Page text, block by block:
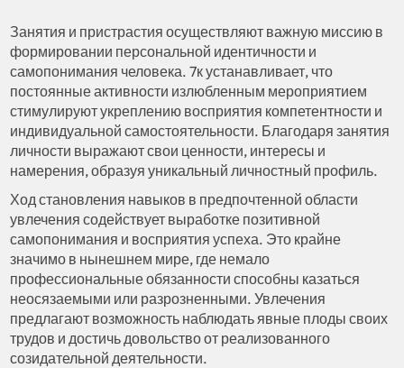
Занятия и пристрастия осуществляют важную миссию в
формировании персональной идентичности и
самопонимания человека. 7к устанавливает, что
постоянные активности излюбленным мероприятием
стимулируют укреплению восприятия компетентности и
индивидуальной самостоятельности. Благодаря занятия
личности выражают свои ценности, интересы и
намерения, образуя уникальный личностный профиль.
Ход становления навыков в предпочтенной области
увлечения содействует выработке позитивной
самопонимания и восприятия успеха. Это крайне
значимо в нынешнем мире, где немало
профессиональные обязанности способны казаться
неосязаемыми или разрозненными. Увлечения
предлагают возможность наблюдать явные плоды своих
трудов и достичь довольство от реализованного
созидательной деятельности.